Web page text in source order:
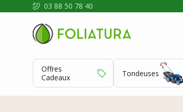
03 88 50 78 40
Offres
Cadeaux
Tondeuses